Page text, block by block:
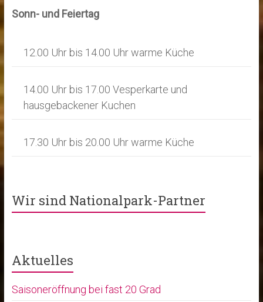
Sonn- und Feiertag
12.00 Uhr bis 14.00 Uhr warme Küche
14.00 Uhr bis 17.00 Vesperkarte und
hausgebackener Kuchen
17.30 Uhr bis 20.00 Uhr warme Küche
Wir sind Nationalpark-Partner
Aktuelles
Saisoneröffnung bei fast 20 Grad